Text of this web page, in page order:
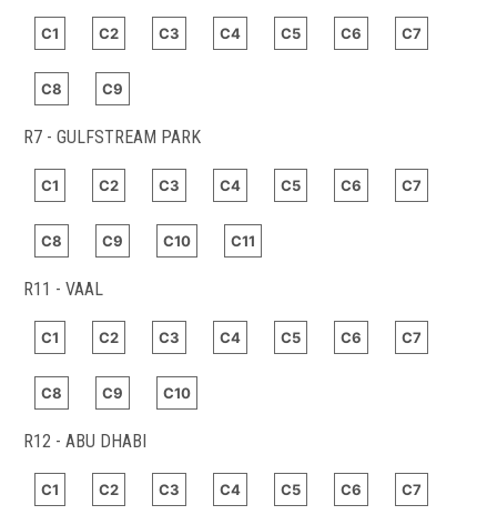
C1 C2 C3 C4 C5 C6 C7
C8 C9
R7 - GULFSTREAM PARK
C1 C2 C3 C4 C5 C6 C7
C8 C9 C10 C11
R11 - VAAL
C1 C2 C3 C4 C5 C6 C7
C8 C9 C10
R12 - ABU DHABI
C1 C2 C3 C4 C5 C6 C7